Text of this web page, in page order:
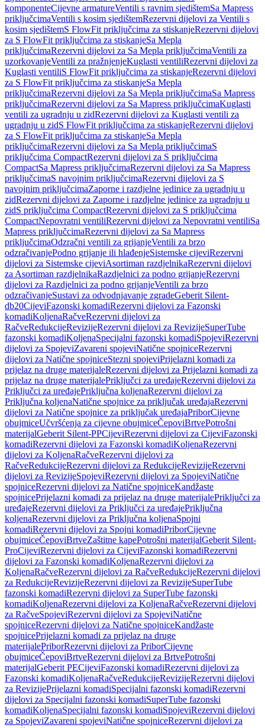
komponenteCijevne armatureVentili s ravnim sjedištemSa Mapress
priključcimaVentili s kosim sjedištemRezervni dijelovi za Ventili s
kosim sjedištemS FlowFit priključcima za stiskanjeRezervni dijelovi
za S FlowFit priključcima za stiskanjeSa Mepla
priključcimaRezervni dijelovi za Sa Mepla priključcimaVentili za
uzorkovanjeVentili za pražnjenjeKuglasti ventiliRezervni dijelovi za
Kuglasti ventiliS FlowFit priključcima za stiskanjeRezervni dijelovi
za S FlowFit priključcima za stiskanjeSa Mepla
priključcimaRezervni dijelovi za Sa Mepla priključcimaSa Mapress
priključcimaRezervni dijelovi za Sa Mapress priključcimaKuglasti
ventili za ugradnju u zidRezervni dijelovi za Kuglasti ventili za
ugradnju u zidS FlowFit priključcima za stiskanjeRezervni dijelovi
za S FlowFit priključcima za stiskanjeSa Mepla
priključcimaRezervni dijelovi za Sa Mepla priključcimaS
priključcima CompactRezervni dijelovi za S priključcima
CompactSa Mapress priključcimaRezervni dijelovi za Sa Mapress
priključcimaS navojnim priključcimaRezervni dijelovi za S
navojnim priključcimaZaporne i razdjelne jedinice za ugradnju u
zidRezervni dijelovi za Zaporne i razdjelne jedinice za ugradnju u
zidS priključcima CompactRezervni dijelovi za S priključcima
CompactNepovratni ventiliRezervni dijelovi za Nepovratni ventiliSa
Mapress priključcimaRezervni dijelovi za Sa Mapress
priključcimaOdzračni ventili za grijanjeVentili za brzo
odzračivanjePodno grijanje ili hlađenjeSistemske cijeviRezervni
dijelovi za Sistemske cijeviAsortiman razdjelnikaRezervni dijelovi
za Asortiman razdjelnikaRazdjelnici za podno grijanjeRezervni
dijelovi za Razdjelnici za podno grijanjeVentili za brzo
odzračivanjeSustavi za odvodnjavanje zgradeGeberit Silent-
db20CijeviFazonski komadiRezervni dijelovi za Fazonski
komadiKoljenaRačveRezervni dijelovi za
RačveRedukcijeRevizijeRezervni dijelovi za RevizijeSuperTube
fazonski komadiKoljenaSpecijalni fazonski komadiSpojeviRezervni
dijelovi za SpojeviZavareni spojeviNatične spojniceRezervni
dijelovi za Natične spojniceStezni spojeviPrijelazni komadi za
prijelaz na druge materijaleRezervni dijelovi za Prijelazni komadi za
prijelaz na druge materijalePriključci za uređajeRezervni dijelovi za
Priključci za uređajePriključna koljenaRezervni dijelovi za
Priključna koljenaNatične spojnice za priključak uređajaRezervni
dijelovi za Natične spojnice za priključak uređajaPriborCijevne
obujmiceUčvršćenja za cijevne obujmiceČepoviBrtvePotrošni
materijalGeberit Silent-PPCijeviRezervni dijelovi za CijeviFazonski
komadiRezervni dijelovi za Fazonski komadiKoljenaRezervni
dijelovi za KoljenaRačveRezervni dijelovi za
RačveRedukcijeRezervni dijelovi za RedukcijeRevizijeRezervni
dijelovi za RevizijeSpojeviRezervni dijelovi za SpojeviNatične
spojniceRezervni dijelovi za Natične spojniceKandžaste
spojnicePrijelazni komadi za prijelaz na druge materijalePriključci za
uređajeRezervni dijelovi za Priključci za uređajePriključna
koljenaRezervni dijelovi za Priključna koljenaSpojni
komadiRezervni dijelovi za Spojni komadiPriborCijevne
obujmiceČepoviBrtveZaštitne kapePotrošni materijalGeberit Silent-
ProCijeviRezervni dijelovi za CijeviFazonski komadiRezervni
dijelovi za Fazonski komadiKoljenaRezervni dijelovi za
KoljenaRačveRezervni dijelovi za RačveRedukcijeRezervni dijelovi
za RedukcijeRevizijeRezervni dijelovi za RevizijeSuperTube
fazonski komadiRezervni dijelovi za SuperTube fazonski
komadiKoljenaRezervni dijelovi za KoljenaRačveRezervni dijelovi
za RačveSpojeviRezervni dijelovi za SpojeviNatične
spojniceRezervni dijelovi za Natične spojniceKandžaste
spojnicePrijelazni komadi za prijelaz na druge
materijalePriborRezervni dijelovi za PriborCijevne
obujmiceČepoviBrtveRezervni dijelovi za BrtvePotrošni
materijalGeberit PECijeviFazonski komadiRezervni dijelovi za
Fazonski komadiKoljenaRačveRedukcijeRevizijeRezervni dijelovi
za RevizijePrijelazni komadiSpecijalni fazonski komadiRezervni
dijelovi za Specijalni fazonski komadiSuperTube fazonski
komadiKoljenaSpecijalni fazonski komadiSpojeviRezervni dijelovi
za SpojeviZavareni spojeviNatične spojniceRezervni dijelovi za